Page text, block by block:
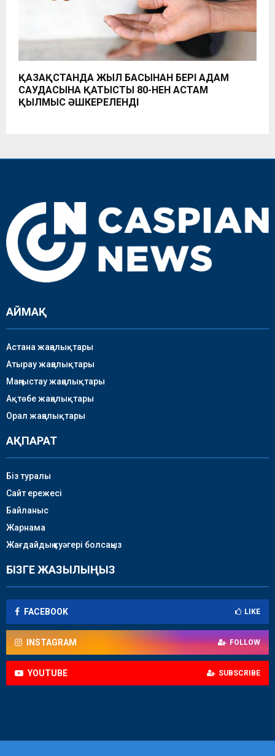
ҚАЗАҚСТАНДА ЖЫЛ БАСЫНАН БЕРІ АДАМ
САУДАСЫНА ҚАТЫСТЫ 80-НЕН АСТАМ
ҚЫЛМЫС ӘШКЕРЕЛЕНДІ
АЙМАҚ
Астана жаңалықтары
Атырау жаңалықтары
Маңғыстау жаңалықтары
Ақтөбе жаңалықтары
Орал жаңалықтары
АҚПАРАТ
Біз туралы
Сайт ережесі
Байланыс
Жарнама
Жағдайдың куәгері болсаңыз
БІЗГЕ ЖАЗЫЛЫҢЫЗ
FACEBOOK LIKE
INSTAGRAM FOLLOW
YOUTUBE SUBSCRIBE